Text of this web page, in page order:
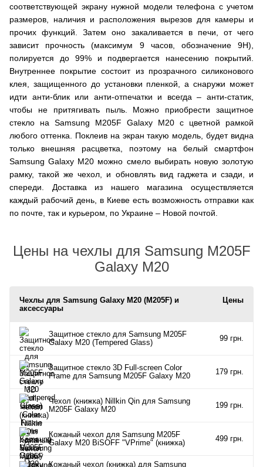
соответствующей экрану нужной модели телефона с учетом
размеров, наличия и расположения вырезов для камеры и
прочих функций. Затем оно закаливается в печи, от чего
зависит прочность (максимум 9 часов, обозначение 9H),
полируется до 99% и подвергается нанесению покрытий.
Внутреннее покрытие состоит из прозрачного силиконового
клея, защищенного до установки пленкой, а снаружи может
идти анти-блик или анти-отпечатки и всегда – анти-статик,
чтобы не притягивать пыль. Можно приобрести защитное
стекло на Samsung M205F Galaxy M20 с цветной рамкой
любого оттенка. Поклеив на экран такую модель, будет видна
только внешняя расцветка, поэтому на белый смартфон
Samsung Galaxy M20 можно смело выбирать новую золотую
рамку, такой же чехол, и обновлять вид гаджета и сзади, и
спереди. Доставка из нашего магазина осуществляется
каждый рабочий день, в Киеве есть возможность отправки как
по почте, так и курьером, по Украине – Новой почтой.
Цены на чехлы для Samsung M205F
Galaxy M20
Чехлы для Samsung Galaxy M20 (M205F) и
аксессуары
Цены
Защитное стекло для Samsung M205F
Galaxy M20 (Tempered Glass)
99 грн.
Защитное стекло 3D Full-screen Color
Frame для Samsung M205F Galaxy M20
179 грн.
Чехол (книжка) Nillkin Qin для Samsung
M205F Galaxy M20
199 грн.
Кожаный чехол для Samsung M205F
Galaxy M20 BiSOFF "VPrime" (книжка)
499 грн.
Кожаный чехол (книжка) для Samsung